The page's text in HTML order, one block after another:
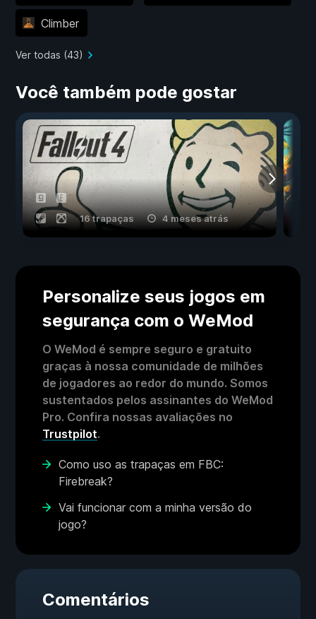
Climber
Ver todas (43)
Você também pode gostar
16 trapaças 4 meses atrás
Personalize seus jogos em
segurança com o WeMod
O WeMod é sempre seguro e gratuito
graças à nossa comunidade de milhões
de jogadores ao redor do mundo. Somos
sustentados pelos assinantes do WeMod
Pro. Confira nossas avaliações no
Trustpilot.
Como uso as trapaças em FBC:
Firebreak?
Vai funcionar com a minha versão do
jogo?
Comentários